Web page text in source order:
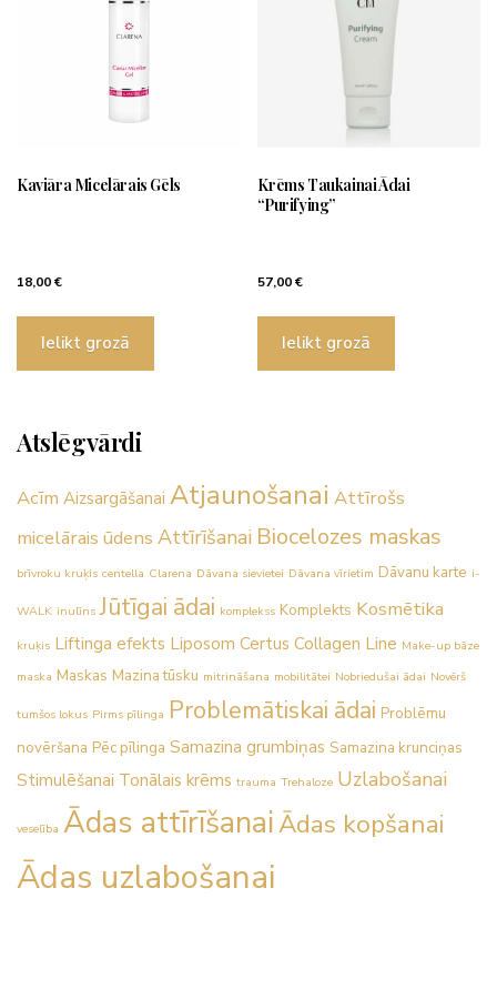
Kaviāra Micelārais Gēls
18,00€
Ielikt grozā
Krēms Taukainai Ādai
“Purifying”
57,00€
Ielikt grozā
Atslēgvārdi
Acīm Aizsargāšanai Atjaunošanai Attīrošs
micelārais ūdens Attīrīšanai Biocelozes maskas
brīvroku kruķis centella Clarena Dāvana sievietei Dāvana vīrietim Dāvanu karte i-
WALK inulīns Jūtīgai ādai komplekss Komplekts Kosmētika
kruķis Liftinga efekts Liposom Certus Collagen Line Make-up bāze
maska Maskas Mazina tūsku mitrināšana mobilitātei Nobriedušai ādai Novērš
tumšos lokus Pirms pīlinga Problemātiskai ādai Problēmu
novēršana Pēc pīlinga Samazina grumbiņas Samazina krunciņas
Stimulēšanai Tonālais krēms trauma Trehaloze Uzlabošanai
veselība Ādas attīrīšanaiĀdas kopšanai
Ādas uzlabošanai